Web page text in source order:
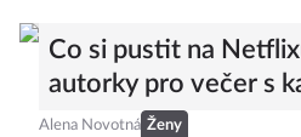
Co si pustit na
autorky pro večer s
Alena Novotná Ženy